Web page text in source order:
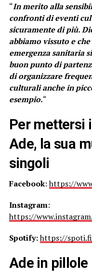
“In merito alla
confronti di eventi
sicuramente di più.
abbiamo vissuto e
emergenza sanitaria
buon punto di
di organizzare
culturali anche in
esempio.“
Per mettersi
Ade, la sua
singoli
Facebook:https://
Instagram:
https://
Spotify:https://
Ade in pillole